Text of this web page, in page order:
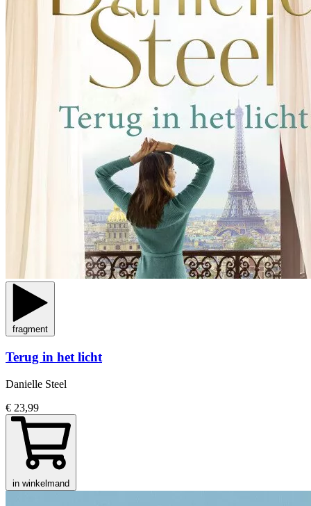
fragment
Terug in het licht
Danielle Steel
€ 23,99
in winkelmand